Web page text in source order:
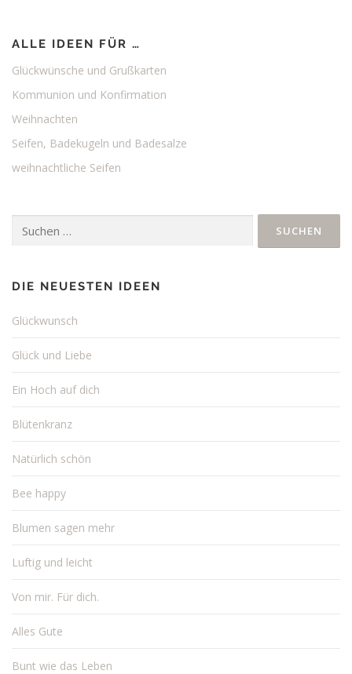
g
s
n
a
i
g
t
ALLE IDEEN FÜR …
Glückwünsche und Grußkarten
Kommunion und Konfirmation
Weihnachten
Seifen, Badekugeln und Badesalze
weihnachtliche Seifen
nach:
DIE NEUESTEN IDEEN
Glückwunsch
Glück und Liebe
Ein Hoch auf dich
Blütenkranz
Natürlich schön
Bee happy
Blumen sagen mehr
Luftig und leicht
Von mir. Für dich.
Alles Gute
Bunt wie das Leben